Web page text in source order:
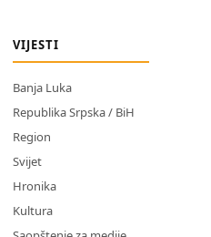
VIJESTI
Banja Luka
Republika Srpska / BiH
Region
Svijet
Hronika
Kultura